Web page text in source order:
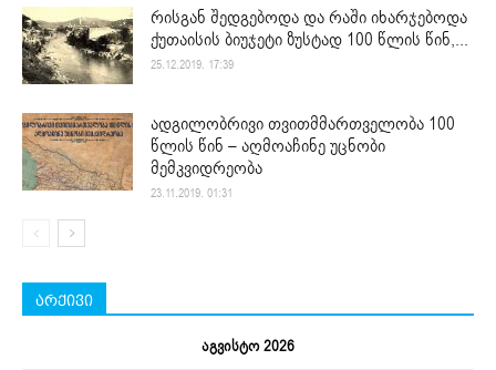
რისგან შედგებოდა და რაში იხარჯებოდა
ქუთაისის ბიუჯეტი ზუსტად 100 წლის წინ,...
25.12.2019. 17:39
ადგილობრივი თვითმმართველობა 100
წლის წინ – აღმოაჩინე უცნობი
მემკვიდრეობა
23.11.2019. 01:31
არქივი
აგვისტო 2026